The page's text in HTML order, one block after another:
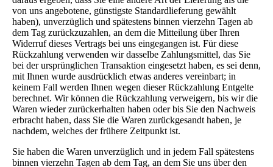
von uns angebotene, günstigste Standardlieferung gewählt
haben), unverzüglich und spätestens binnen vierzehn Tagen ab
dem Tag zurückzuzahlen, an dem die Mitteilung über Ihren
Widerruf dieses Vertrags bei uns eingegangen ist. Für diese
Rückzahlung verwenden wir dasselbe Zahlungsmittel, das Sie
bei der ursprünglichen Transaktion eingesetzt haben, es sei denn,
mit Ihnen wurde ausdrücklich etwas anderes vereinbart; in
keinem Fall werden Ihnen wegen dieser Rückzahlung Entgelte
berechnet. Wir können die Rückzahlung verweigern, bis wir die
Waren wieder zurückerhalten haben oder bis Sie den Nachweis
erbracht haben, dass Sie die Waren zurückgesandt haben, je
nachdem, welches der frühere Zeitpunkt ist.
Sie haben die Waren unverzüglich und in jedem Fall spätestens
binnen vierzehn Tagen ab dem Tag, an dem Sie uns über den